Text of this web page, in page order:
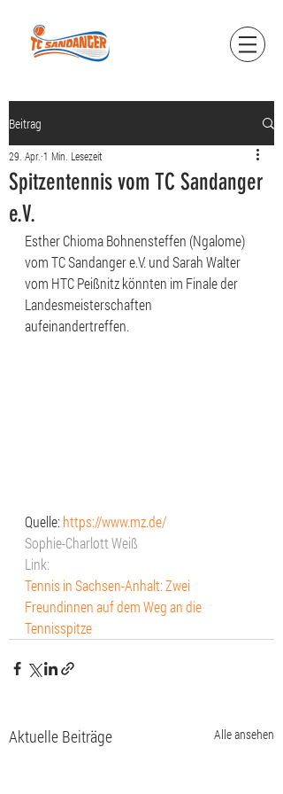
Beitrag
Spitzentennis vom TC Sandanger
e.V.
29. Apr. 1 Min. Lesezeit
Esther Chioma Bohnensteffen (Ngalome)
vom TC Sandanger e.V. und Sarah Walter
vom HTC Peißnitz könnten im Finale der
Landesmeisterschaften
aufeinandertreffen.
Quelle: https://www.mz.de/
Sophie-Charlott Weiß
Link:
Tennis in Sachsen-Anhalt: Zwei
Freundinnen auf dem Weg an die
Tennisspitze
Aktuelle Beiträge Alle ansehen